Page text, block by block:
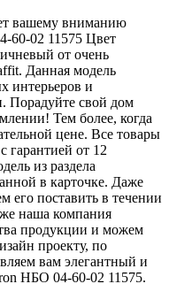
вашему вниманию
60-02 11575 Цвет
от очень
Данная модель
интерьеров и
Порадуйте свой дом
Тем более, когда
цене. Все товары
гарантией от 12
из раздела
в карточке. Даже
его поставить в течении
наша компания
продукции и можем
проекту, по
вам элегантный и
НБО 04-60-02 11575.